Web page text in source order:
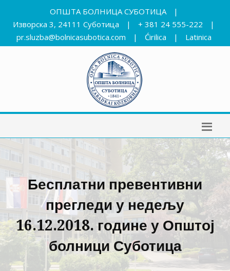
ОПШТА БОЛНИЦА СУБОТИЦА
|
Изворска 3, 24111 Суботица
| + 381 24 555-222
|
pr.sluzba@bolnicasubotica.com
| Ćirilica | Latinica
Бесплатни превентивни
прегледи у недељу
16.12.2018. године у Општој
болници Суботица